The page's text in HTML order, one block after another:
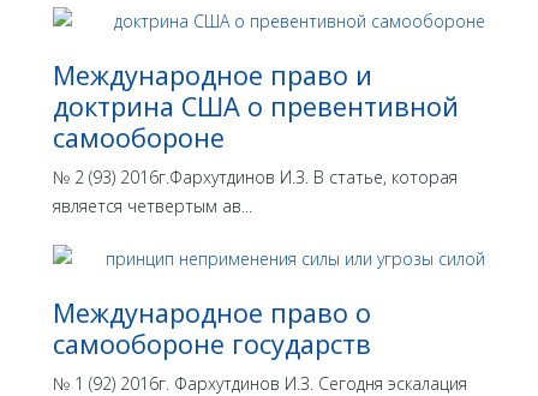
Международное право и
доктрина США о превентивной
самообороне
№ 2 (93) 2016г.Фархутдинов И.З. В статье, которая
является четвертым ав...
Международное право о
самообороне государств
№ 1 (92) 2016г. Фархутдинов И.З. Сегодня эскалация